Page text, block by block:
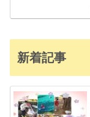
新着記事